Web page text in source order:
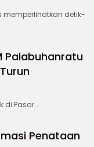
memperlihatkan detik-
Palabuhanratu
di Pasar…
Penataan